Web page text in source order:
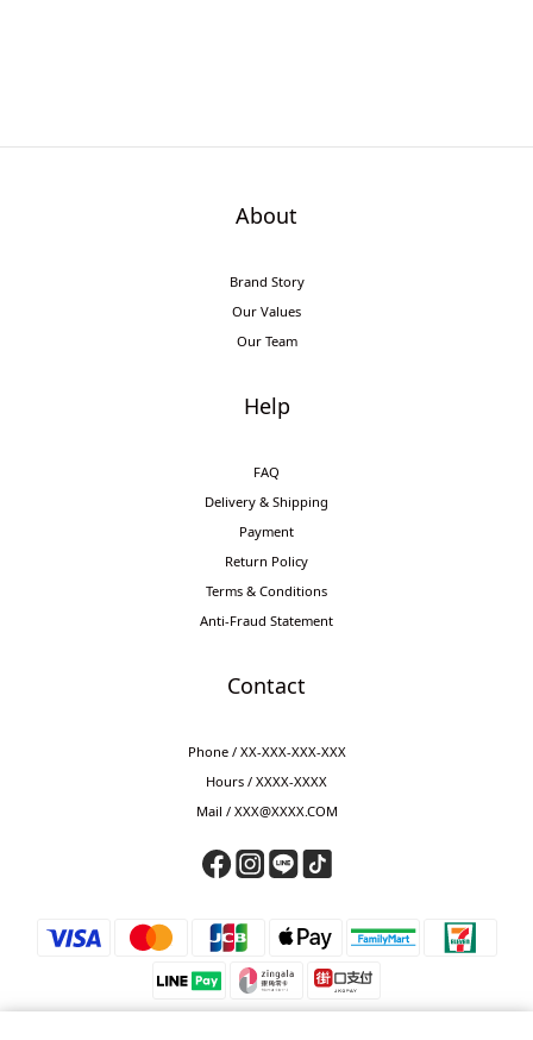
About
Brand Story
Our Values
Our Team
Help
FAQ
Delivery & Shipping
Payment
Return Policy
Terms & Conditions
Anti-Fraud Statement
Contact
Phone / XX-XXX-XXX-XXX
Hours / XXXX-XXXX
Mail / XXX@XXXX.COM